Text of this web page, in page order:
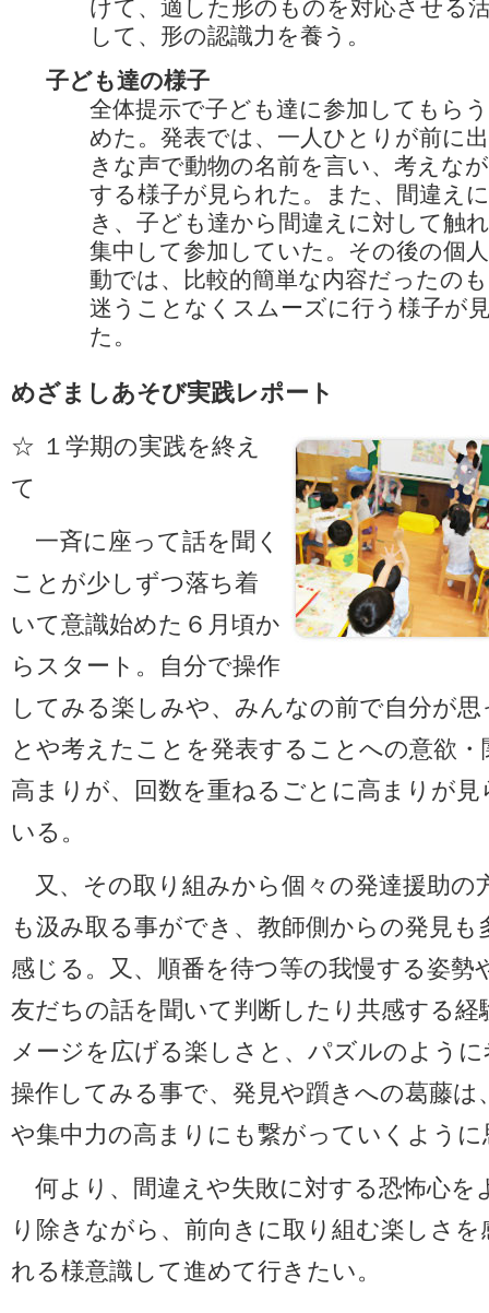
けて、適した形のものを対応させる
して、形の認識力を養う。
子ども達の様子
全体提示で子ども達に参加してもら
めた。発表では、一人ひとりが前に
きな声で動物の名前を言い、考えな
する様子が見られた。また、間違え
き、子ども達から間違えに対して触
集中して参加していた。その後の個
動では、比較的簡単な内容だったの
迷うことなくスムーズに行う様子が
た。
めざましあそび実践レポート
☆ １学期の実践を終え
て
一斉に座って話を聞く
ことが少しずつ落ち着
いて意識始めた６月頃か
らスタート。自分で操作
してみる楽しみや、みんなの前で自分が
とや考えたことを発表することへの意欲・
高まりが、回数を重ねるごとに高まりが見
いる。
又、その取り組みから個々の発達援助の
も汲み取る事ができ、教師側からの発見も
感じる。又、順番を待つ等の我慢する姿勢
友だちの話を聞いて判断したり共感する経
メージを広げる楽しさと、パズルのよう
操作してみる事で、発見や躓きへの葛藤は
や集中力の高まりにも繋がっていくように
何より、間違えや失敗に対する恐怖心を
り除きながら、前向きに取り組む楽しさを
れる様意識して進めて行きたい。